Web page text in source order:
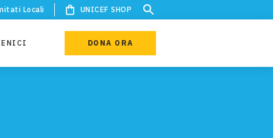
Locali UNICEF SHOP
DONA ORA